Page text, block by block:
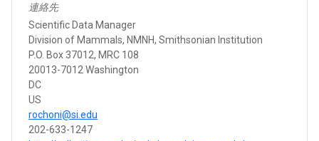
連絡先
Scientific Data Manager
Division of Mammals, NMNH, Smithsonian Institution
P.O. Box 37012, MRC 108
20013-7012 Washington
DC
US
rochoni@si.edu
202-633-1247